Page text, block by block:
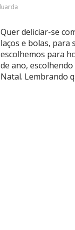
Quer deliciar-se
laços e bolas, para
escolhemos para
de ano,
Natal. Lembrando